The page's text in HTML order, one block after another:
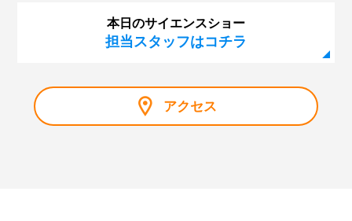
本日のサイエンスショー
担当スタッフはコチラ
アクセス